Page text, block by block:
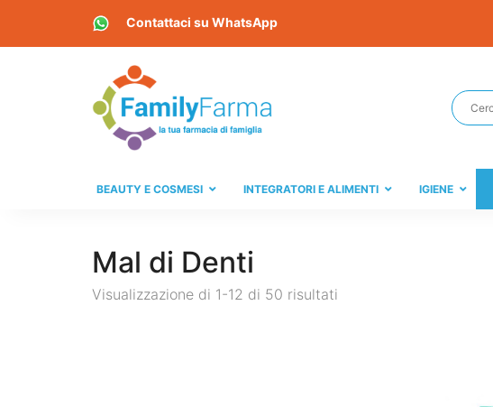
Contattaci su WhatsApp
BEAUTY E COSMESI INTEGRATORI E ALIMENTI IGIENE
Mal di Denti
Visualizzazione di 1-12 di 50 risultati